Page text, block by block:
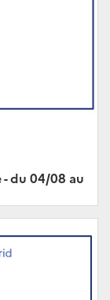
du 04/08 au